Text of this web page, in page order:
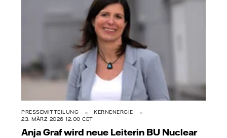
PRESSEMITTEILUNG
KERNENERGIE
23. MÄRZ 2026 12:00 CET
Anja Graf wird neue Leiterin BU Nuclear